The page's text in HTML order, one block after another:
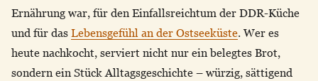
Ernährung war, für den Einfallsreichtum der DDR-Küche
und für das Lebensgefühl an der Ostseeküste. Wer es
heute nachkocht, serviert nicht nur ein belegtes Brot,
sondern ein Stück Alltagsgeschichte – würzig, sättigend